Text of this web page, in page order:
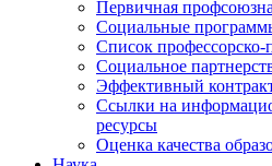
Первичная
Социальные
Список профессорско-
Социальное
Эффективный
Ссылки на
ресурсы
Оценка качества